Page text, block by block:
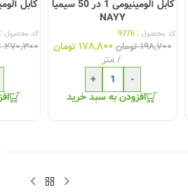
کابل آلومینیومی 1 در 50 سیمیا
NAYY
کد محصول : 9776
۱۹۸,۷۰۰ تومان ۱۷۸,۸۰۰ تومان
متر
-
+
افزودن به سبد خرید
کد محصول
۲۷۰,۳۰۰